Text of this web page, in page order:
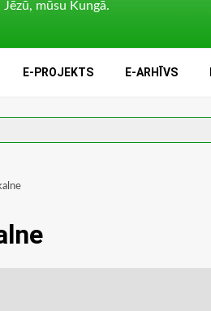
mūsu Kungā.
E-PROJEKTS E-ARHĪVS